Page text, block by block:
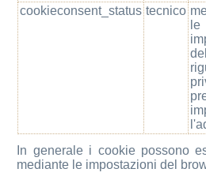
cookieconsent_status tecnico
le
In generale i cookie possono
mediante le impostazioni del